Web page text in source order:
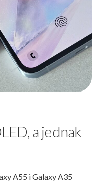
a jednak
A55 i Galaxy A35